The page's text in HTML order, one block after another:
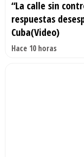
“La calle sin
respuestas
Cuba(Video)
Hace 10 horas